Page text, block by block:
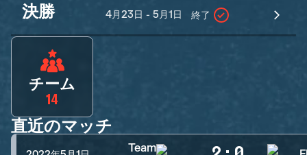
決勝 4月23日 - 5月1日 終了
チーム
14
直近のマッチ
Team